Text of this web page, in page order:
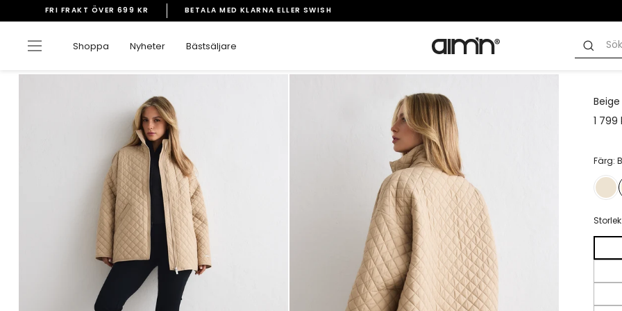
vidare
innehåll
Pausa
bildspelet
FRI FRAKT ÖVER 699 KR BETALA MED KLARNA ELLER SWISH
Sidnavigering
Shoppa Nyheter Bästsäljare
1 799
Färg: